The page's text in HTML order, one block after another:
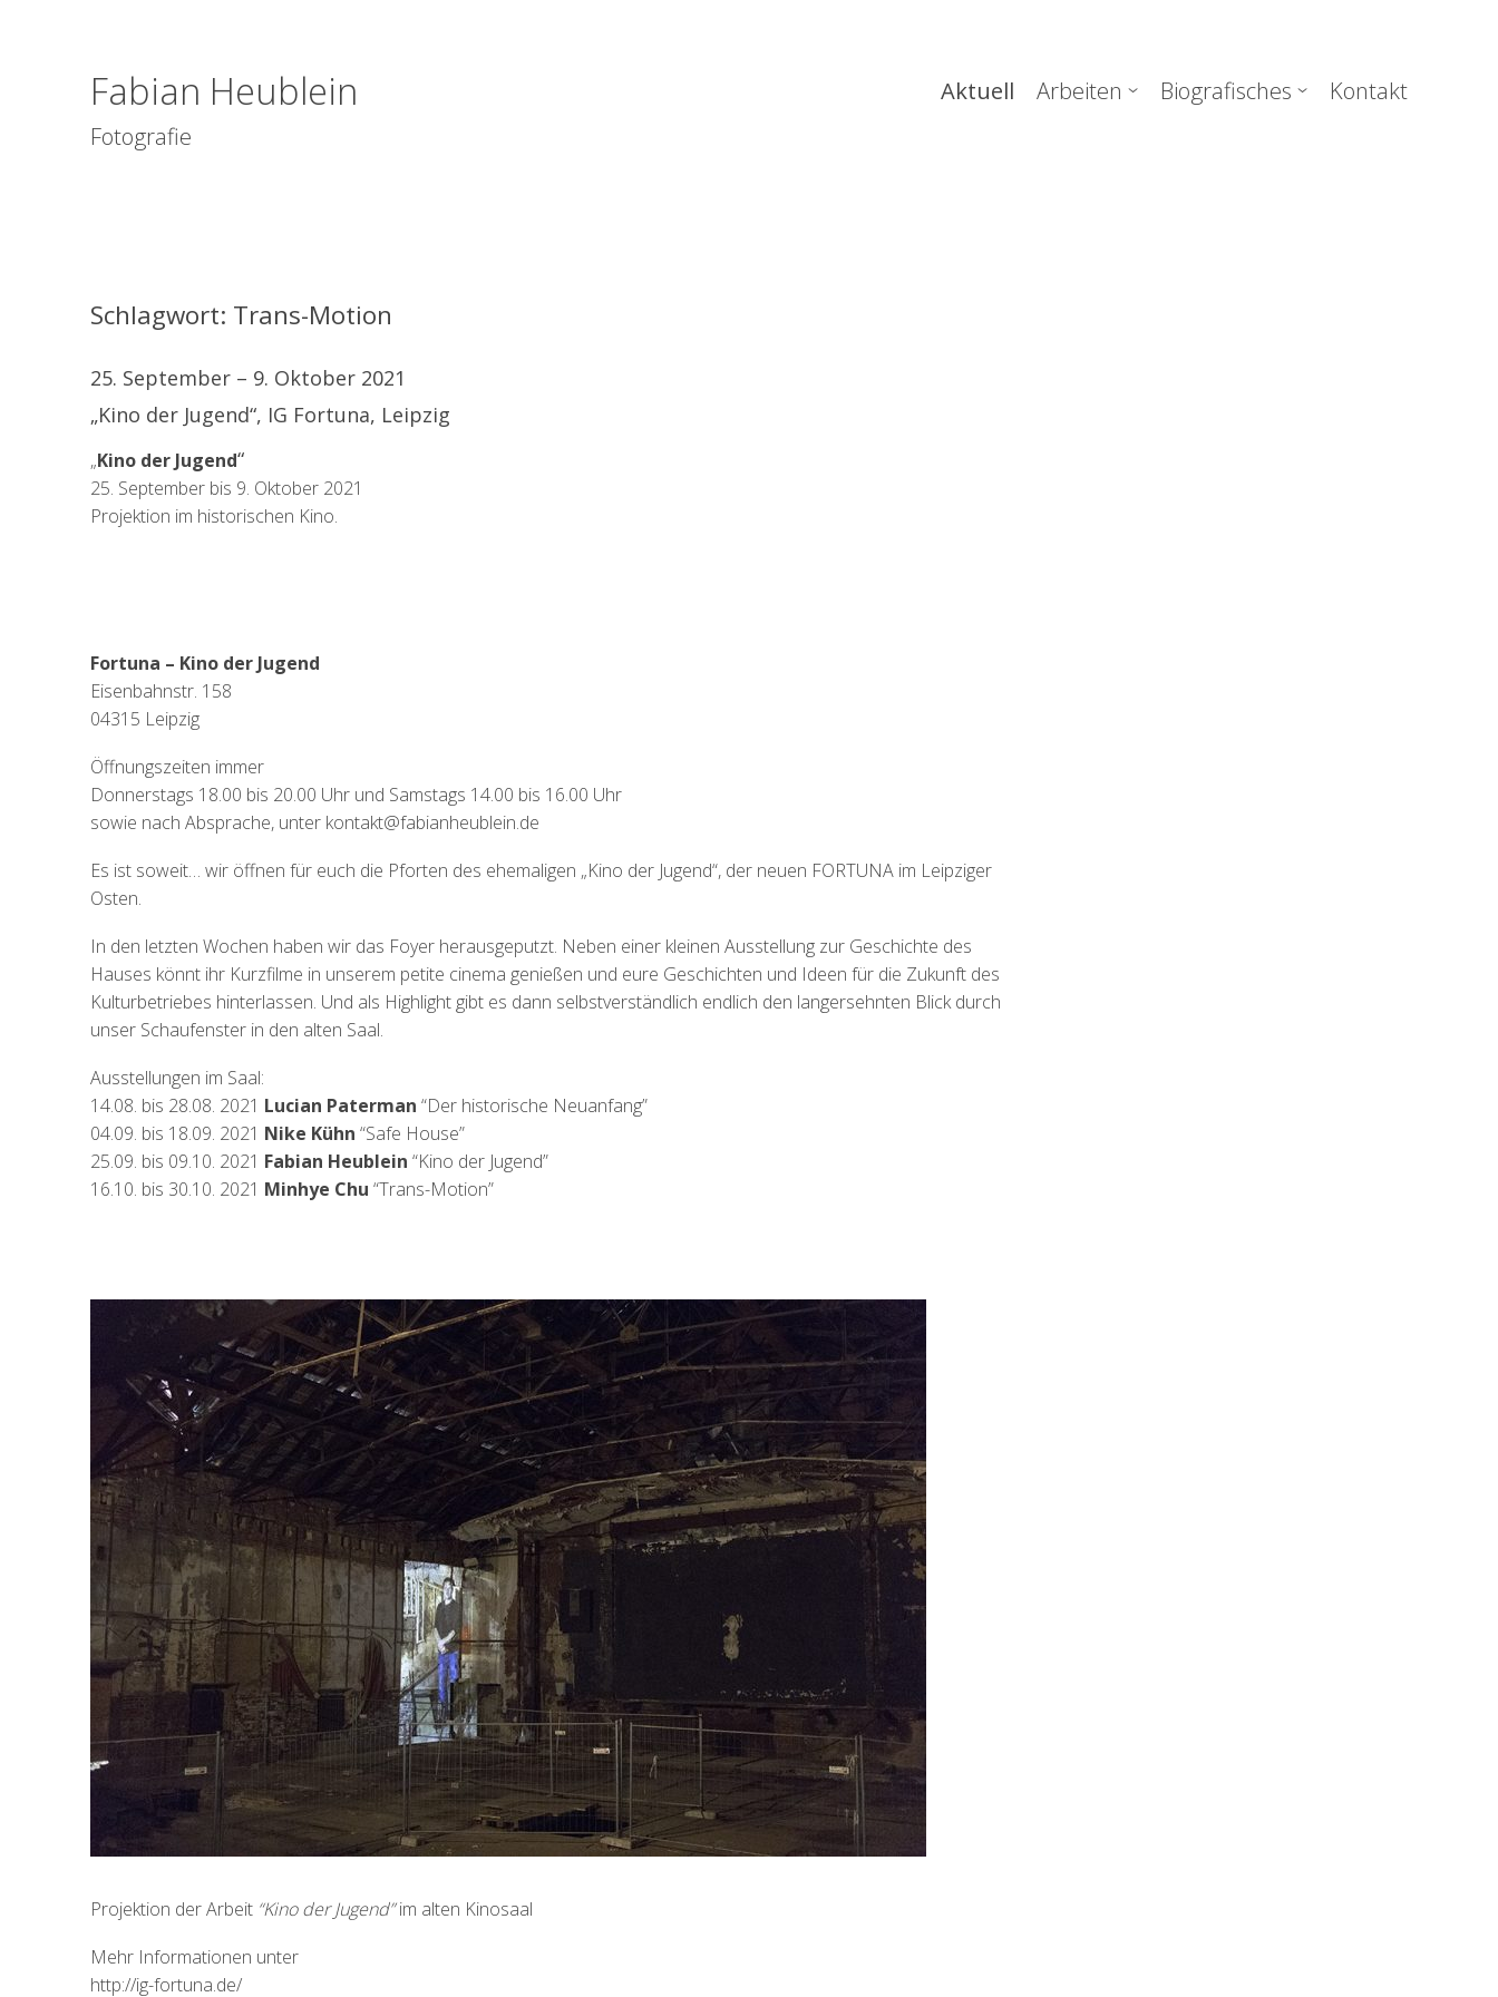
Fabian Heublein
Fotografie
Hauptnavigation
Aktuell Arbeiten Biografisches Kontakt
Schlagwort: Trans-Motion
25. September – 9. Oktober 2021
„Kino der Jugend“, IG Fortuna, Leipzig
„Kino der Jugend“
25. September bis 9. Oktober 2021
Projektion im historischen Kino.
Fortuna – Kino der Jugend
Eisenbahnstr. 158
04315 Leipzig
Öffnungszeiten immer
Donnerstags 18.00 bis 20.00 Uhr und Samstags 14.00 bis 16.00 Uhr
sowie nach Absprache, unter kontakt@fabianheublein.de
Es ist soweit… wir öffnen für euch die Pforten des ehemaligen „Kino der Jugend“, der neuen FORTUNA im Leipziger
Osten.
In den letzten Wochen haben wir das Foyer herausgeputzt. Neben einer kleinen Ausstellung zur Geschichte des
Hauses könnt ihr Kurzfilme in unserem petite cinema genießen und eure Geschichten und Ideen für die Zukunft des
Kulturbetriebes hinterlassen. Und als Highlight gibt es dann selbstverständlich endlich den langersehnten Blick durch
unser Schaufenster in den alten Saal.
Ausstellungen im Saal:
14.08. bis 28.08. 2021 Lucian Paterman “Der historische Neuanfang”
04.09. bis 18.09. 2021 Nike Kühn “Safe House”
25.09. bis 09.10. 2021 Fabian Heublein “Kino der Jugend”
16.10. bis 30.10. 2021 Minhye Chu “Trans-Motion”
Projektion der Arbeit “Kino der Jugend”im alten Kinosaal
Mehr Informationen unter
http://ig-fortuna.de/